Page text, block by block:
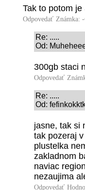
Tak to potom
Odpovedať Známka:
Re: .....
Od:
300gb staci
Odpovedať
Re: .....
Od:
jasne, tak si
tak pozeraj
plustelka
zakladnom
naviac
nezaujima
Odpovedať